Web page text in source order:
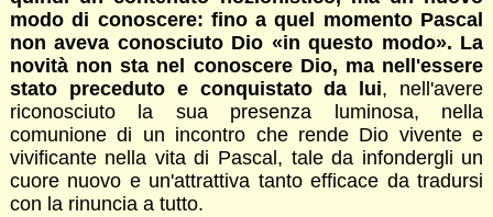
modo di conoscere: fino a quel momento Pascal
non aveva conosciuto Dio «in questo modo». La
novità non sta nel conoscere Dio, ma nell'essere
stato preceduto e conquistato da lui, nell'avere
riconosciuto la sua presenza luminosa, nella
comunione di un incontro che rende Dio vivente e
vivificante nella vita di Pascal, tale da infondergli un
cuore nuovo e un'attrattiva tanto efficace da tradursi
con la rinuncia a tutto.